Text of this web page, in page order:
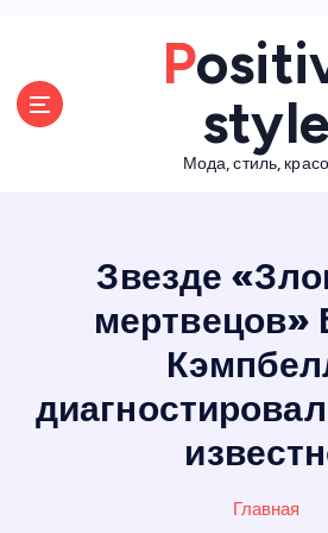
Positive
style
Мода, стиль,
Звезде
мертвецов»
Главная